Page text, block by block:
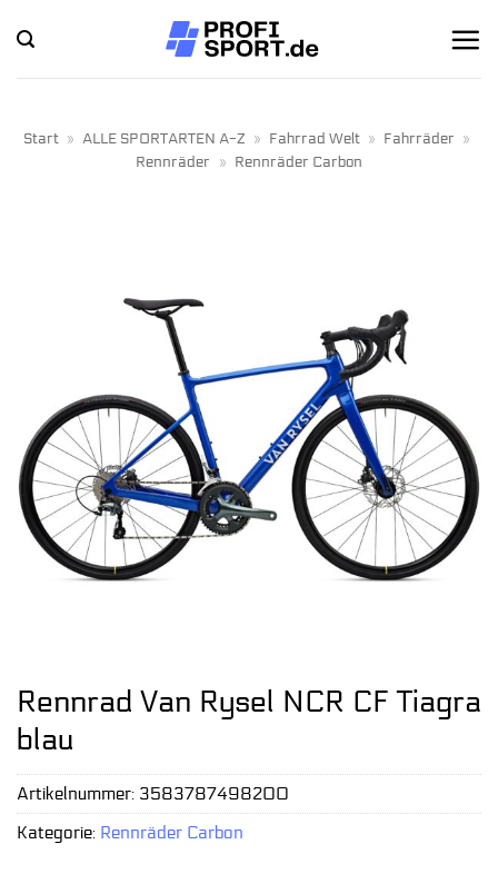
Inhalt
springen
Start » ALLE SPORTARTEN A-Z » Fahrrad Welt » Fahrräder »
Rennräder
» Rennräder Carbon
Rennrad Van Rysel NCR CF Tiagra
blau
Artikelnummer: 3583787498200
Kategorie: Rennräder Carbon